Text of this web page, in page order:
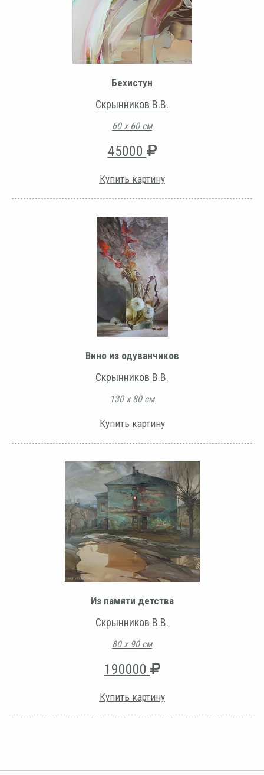
Бехистун
Скрынников В.В.
60 х 60 см
45000
Купить картину
Вино из одуванчиков
Скрынников В.В.
130 х 80 см
Купить картину
Из памяти детства
Скрынников В.В.
80 х 90 см
190000
Купить картину